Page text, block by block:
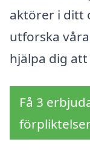
aktörer i ditt
utforska
hjälpa dig
Få 3